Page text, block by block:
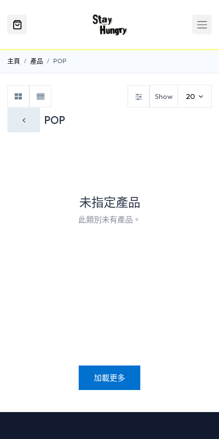
主頁 產品 POP
POP
Show 20
未指定產品
此類別未有產品。
加載更多